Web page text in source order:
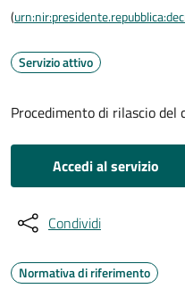
(
Servizio attivo
Procedimento di rilascio del
Accedi al servizio
Condividi
Normativa di riferimento